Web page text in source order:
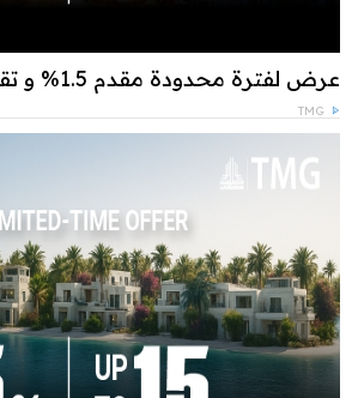
عرض لفترة محدودة مقدم 1.5% و تقسيط علي 15 سنة
TMG